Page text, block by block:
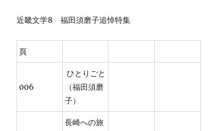
近畿文学8 福田須磨子追悼特集
頁
006
ひとりごと
（福田須磨
子）
長崎への旅